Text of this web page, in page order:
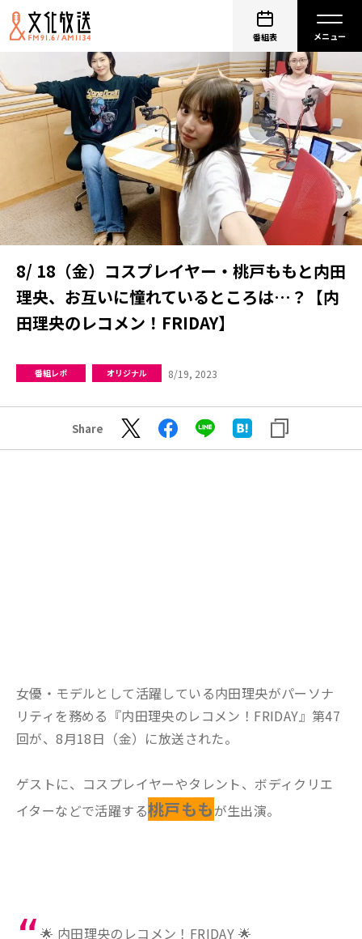
番組表
8/ 18（金）コスプレイヤー・桃戸ももと内田
理央、お互いに憧れているところは…？【内
田理央のレコメン！FRIDAY】
番組レポ オリジナル 8/19, 2023
Share
女優・モデルとして活躍している内田理央がパーソナ
リティを務める『内田理央のレコメン！FRIDAY』第47
回が、8月18日（金）に放送された。
ゲストに、コスプレイヤーやタレント、ボディクリエ
イターなどで活躍する桃戸ももが生出演。
🌟 内田理央のレコメン！FRIDAY 🌟